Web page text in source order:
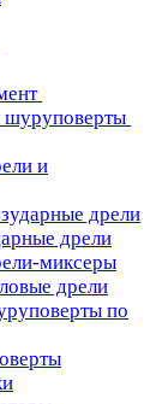
шуруповерты
и
дрели
дрели
миксеры
дрели
по